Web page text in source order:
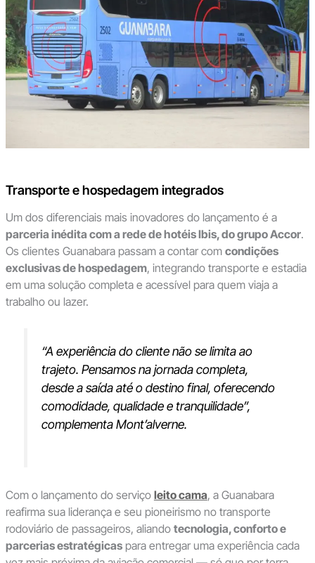
Transporte e hospedagem integrados
Um dos diferenciais mais inovadores do lançamento é a
parceria inédita com a rede de hotéis Ibis, do grupo Accor.
Os clientes Guanabara passam a contar com condições
exclusivas de hospedagem, integrando transporte e estadia
em uma solução completa e acessível para quem viaja a
trabalho ou lazer.
“A experiência do cliente não se limita ao
trajeto. Pensamos na jornada completa,
desde a saída até o destino final, oferecendo
comodidade, qualidade e tranquilidade”,
complementa Mont’alverne.
Com o lançamento do serviço leito cama, a Guanabara
reafirma sua liderança e seu pioneirismo no transporte
rodoviário de passageiros, aliando tecnologia, conforto e
parcerias estratégicaspara entregar uma experiência cada